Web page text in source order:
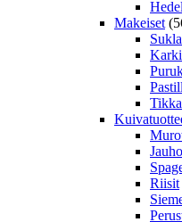
Makeiset
Riisit